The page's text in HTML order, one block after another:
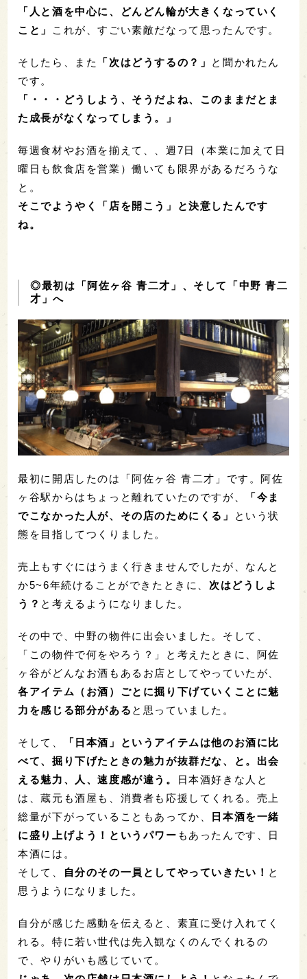
「人と酒を中心に、どんどん輪が大きくなっていく
こと」
これが、すごい素敵だなって思ったんです。
そしたら、また 「次はどうするの？」 と聞かれたん
です。
「・・・どうしよう、そうだよね、このままだとま
た成長がなくなってしまう。」
毎週食材やお酒を揃えて、、週7日（本業に加えて日
曜日も飲食店を営業）働いても限界があるだろうな
と。
そこでようやく「店を開こう」と決意したんです
ね。
◎最初は「阿佐ヶ谷 青二才」、そして「中野 青二
才」へ
最初に開店したのは「阿佐ヶ谷 青二才」です。阿佐
ヶ谷駅からはちょっと離れていたのですが、
「今ま
でこなかった人が、その店のためにくる」
という状
態を目指してつくりました。
売上もすぐにはうまく行きませんでしたが、なんと
か5~6年続けることができたときに、次はどうしよ
う？ と考えるようになりました。
その中で、中野の物件に出会いました。そして、
「この物件で何をやろう？」と考えたときに、阿佐
ヶ谷がどんなお酒もあるお店としてやっていたが、
各アイテム（お酒）ごとに掘り下げていくことに魅
力を感じる部分がある と思っていました。
そして、
「日本酒」というアイテムは他のお酒に比
べて、掘り下げたときの魅力が抜群だな、と。出会
える魅力、人、速度感が違う。
日本酒好きな人と
は、蔵元も酒屋も、消費者も応援してくれる。売上
総量が下がっていることもあってか、
日本酒を一緒
に盛り上げよう！というパワー もあったんです、日
本酒には。
そして、
自分のその一員としてやっていきたい！ と
思うようになりました。
自分が感じた感動を伝えると、素直に受け入れてく
れる。特に若い世代は先入観なくのんでくれるの
で、やりがいも感じていて。